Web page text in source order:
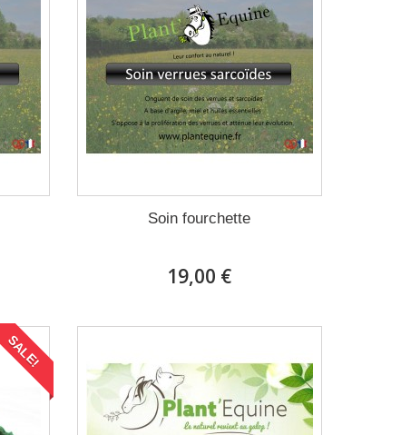
Soin fourchette
19,00 €
SALE!